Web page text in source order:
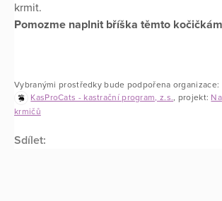
krmit.
Pomozme naplnit bříška těmto
Vybranými prostředky bude podpořena organizace:
KasProCats - kastrační program, z.s., projekt:
krmičů
Sdílet: